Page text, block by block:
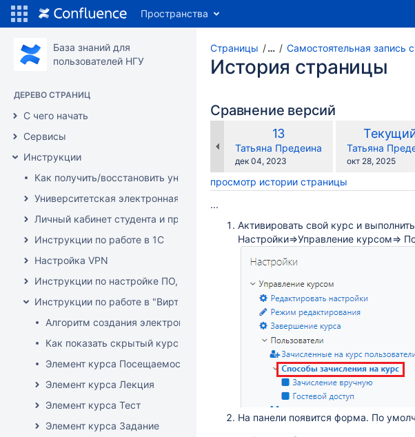
Пространства
База знаний для
пользователей НГУ
ДЕРЕВО СТРАНИЦ
С чего начать
Сервисы
Инструкции
Как получить/восстановить университетский аккаунт?
Университетская электронная почта (и сопутствующие сервисы Google)
Личный кабинет студента и преподавателя (инструкции)
Инструкции по работе в 1C
Настройка VPN
Инструкции по настройке ПО, оборудования и решению проблем.
Инструкции по работе в "Виртуальной образовательной среде НГУ" (Moodle)
Алгоритм создания электронного курса (Э/К)
Как показать скрытый курс
Элемент курса Посещаемость
Элемент курса Лекция
Элемент курса Тест
Элемент курса Задание
Страницы … Самостоятельная запись
История страницы
Сравнение версий
Старая
версия
13
changes.mady.by.user
Татьяна Предеина
Сохранено
дек 04, 2023
сравнению
Новая
версия
Татьяна
Сохранено
окт 28, 2025
просмотр истории страницы
...
Активировать свой курс и
Настройки=>Управление курсом=>
На панели появится форма. По